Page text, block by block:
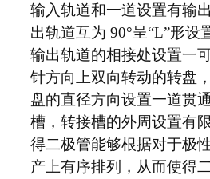
输入轨道和一道设置有输
出轨道互为 90°呈“L”形设
输出轨道的相接处设置一
针方向上双向转动的转盘
盘的直径方向设置一道贯
槽，转接槽的外周设置有
得二极管能够根据对于极
产上有序排列，从而使得